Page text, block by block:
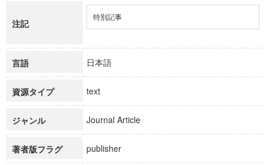
注記
特別記事
言語 日本語
資源タイプ text
ジャンル Journal Article
著者版フラグ publisher